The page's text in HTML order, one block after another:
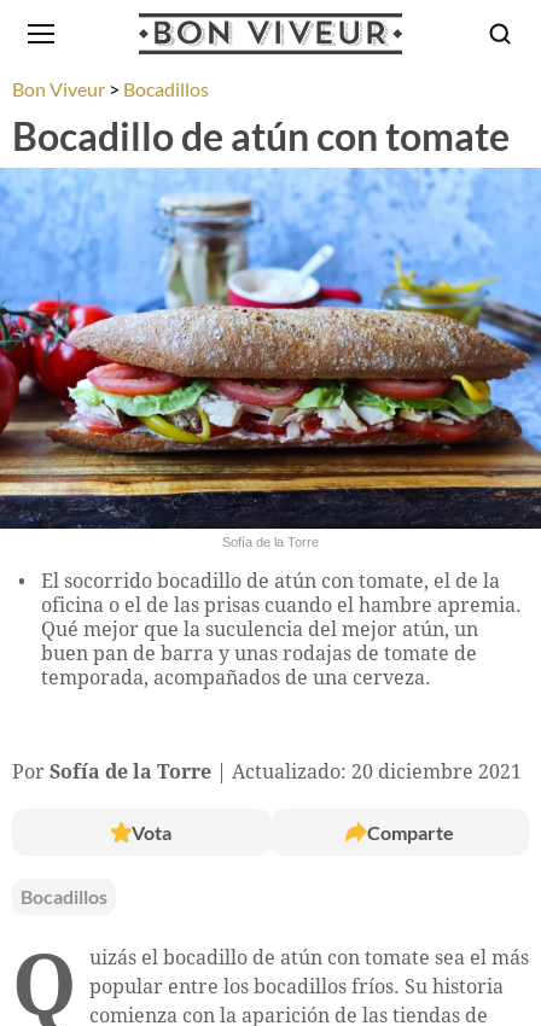
Bon Viveur Bocadillos
Bocadillo de atún con tomate
Sofía de la Torre
El socorrido bocadillo de atún con tomate, el de la
oficina o el de las prisas cuando el hambre apremia.
Qué mejor que la suculencia del mejor atún, un
buen pan de barra y unas rodajas de tomate de
temporada, acompañados de una cerveza.
Por Sofía de la Torre Actualizado: 20 diciembre 2021
Vota Comparte
Bocadillos
Q
uizás el bocadillo de atún con tomate sea el más
popular entre los bocadillos fríos. Su historia
comienza con la aparición de las tiendas de